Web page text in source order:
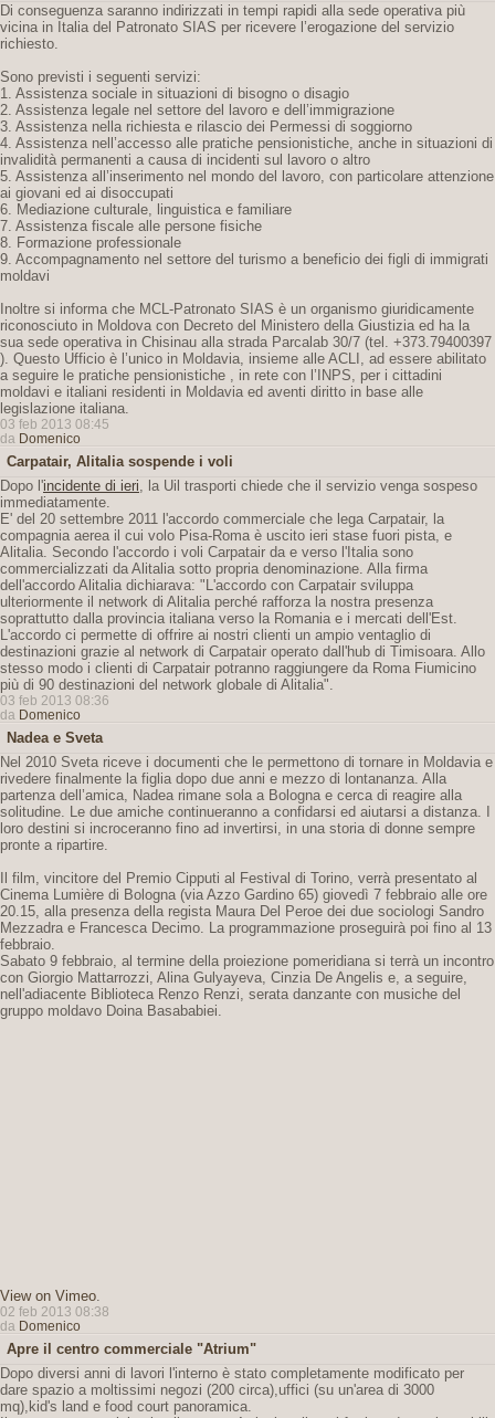
Di conseguenza saranno indirizzati in tempi rapidi alla sede operativa più
vicina in Italia del Patronato SIAS per ricevere l’erogazione del servizio
richiesto.
Sono previsti i seguenti servizi:
1. Assistenza sociale in situazioni di bisogno o disagio
2. Assistenza legale nel settore del lavoro e dell’immigrazione
3. Assistenza nella richiesta e rilascio dei Permessi di soggiorno
4. Assistenza nell’accesso alle pratiche pensionistiche, anche in situazioni di
invalidità permanenti a causa di incidenti sul lavoro o altro
5. Assistenza all’inserimento nel mondo del lavoro, con particolare attenzione
ai giovani ed ai disoccupati
6. Mediazione culturale, linguistica e familiare
7. Assistenza fiscale alle persone fisiche
8. Formazione professionale
9. Accompagnamento nel settore del turismo a beneficio dei figli di immigrati
moldavi
Inoltre si informa che MCL-Patronato SIAS è un organismo giuridicamente
riconosciuto in Moldova con Decreto del Ministero della Giustizia ed ha la
sua sede operativa in Chisinau alla strada Parcalab 30/7 (tel. +373.79400397
). Questo Ufficio è l’unico in Moldavia, insieme alle ACLI, ad essere abilitato
a seguire le pratiche pensionistiche , in rete con l’INPS, per i cittadini
moldavi e italiani residenti in Moldavia ed aventi diritto in base alle
legislazione italiana.
03 feb 2013 08:45
da Domenico
Carpatair, Alitalia sospende i voli
Dopo l'incidente di ieri, la Uil trasporti chiede che il servizio venga sospeso
immediatamente.
E' del 20 settembre 2011 l'accordo commerciale che lega Carpatair, la
compagnia aerea il cui volo Pisa-Roma è uscito ieri stase fuori pista, e
Alitalia. Secondo l'accordo i voli Carpatair da e verso l'Italia sono
commercializzati da Alitalia sotto propria denominazione. Alla firma
dell'accordo Alitalia dichiarava: "L'accordo con Carpatair sviluppa
ulteriormente il network di Alitalia perché rafforza la nostra presenza
soprattutto dalla provincia italiana verso la Romania e i mercati dell'Est.
L'accordo ci permette di offrire ai nostri clienti un ampio ventaglio di
destinazioni grazie al network di Carpatair operato dall'hub di Timisoara. Allo
stesso modo i clienti di Carpatair potranno raggiungere da Roma Fiumicino
più di 90 destinazioni del network globale di Alitalia".
03 feb 2013 08:36
da Domenico
Nadea e Sveta
Nel 2010 Sveta riceve i documenti che le permettono di tornare in Moldavia e
rivedere finalmente la figlia dopo due anni e mezzo di lontananza. Alla
partenza dell’amica, Nadea rimane sola a Bologna e cerca di reagire alla
solitudine. Le due amiche continueranno a confidarsi ed aiutarsi a distanza. I
loro destini si incroceranno fino ad invertirsi, in una storia di donne sempre
pronte a ripartire.
Il film, vincitore del Premio Cipputi al Festival di Torino, verrà presentato al
Cinema Lumière di Bologna (via Azzo Gardino 65) giovedì 7 febbraio alle ore
20.15, alla presenza della regista Maura Del Peroe dei due sociologi Sandro
Mezzadra e Francesca Decimo. La programmazione proseguirà poi fino al 13
febbraio.
Sabato 9 febbraio, al termine della proiezione pomeridiana si terrà un incontro
con Giorgio Mattarrozzi, Alina Gulyayeva, Cinzia De Angelis e, a seguire,
nell'adiacente Biblioteca Renzo Renzi, serata danzante con musiche del
gruppo moldavo Doina Basababiei.
View on Vimeo.
02 feb 2013 08:38
da Domenico
Apre il centro commerciale "Atrium"
Dopo diversi anni di lavori l'interno è stato completamente modificato per
dare spazio a moltissimi negozi (200 circa),uffici (su un'area di 3000
mq),kid's land e food court panoramica.